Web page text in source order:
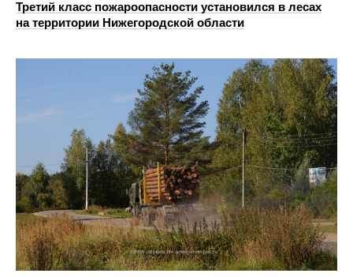
Третий класс пожароопасности установился в лесах
на территории Нижегородской области